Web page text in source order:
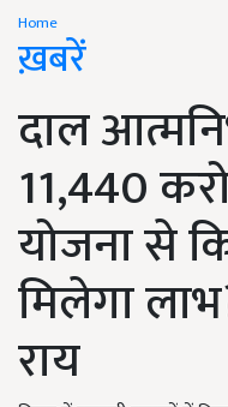
Home
ख़बरें
दाल
11,440
योजना से
मिलेगा
राय